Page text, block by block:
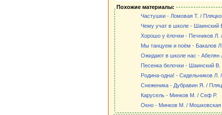
Похожие материалы:
Частушки - Ломовая Т. /
Чему учат в школе - Шаинский
Хорошо у ёлочки - Печников Л.
Мы танцуем и поём - Бакалов
Ожидают в школе нас - Абелян
Песенка белочки - Шаинский
Родина-одна! - Сидельников Л.
Снеженика - Дубравин Я. /
Карусель - Минков М. / Сеф Р.
Окно - Минков М. /